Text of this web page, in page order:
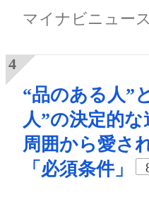
マイナビニュース
“品のある人”
人”の決定的な
周囲から愛さ
「必須条件」